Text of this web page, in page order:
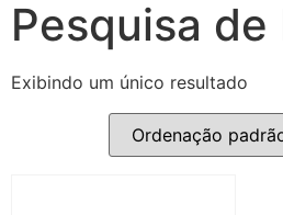
Pesquisa de
Exibindo um único resultado